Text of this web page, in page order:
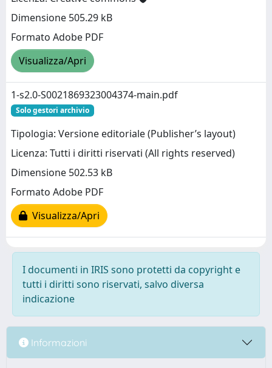
Dimensione 505.29 kB
Formato Adobe PDF
Visualizza/Apri
1-s2.0-S0021869323004374-main.pdf
Solo gestori archivio
Tipologia: Versione editoriale (Publisher’s layout)
Licenza: Tutti i diritti riservati (All rights reserved)
Dimensione 502.53 kB
Formato Adobe PDF
Visualizza/Apri
I documenti in IRIS sono protetti da copyright e
tutti i diritti sono riservati, salvo diversa
indicazione
Informazioni